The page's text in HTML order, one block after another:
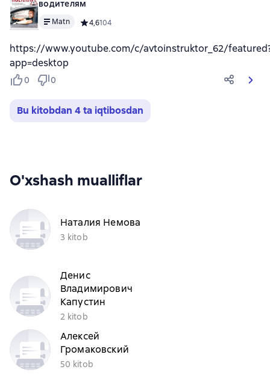
водителям
Matn Средний рейтинг 4,6 на основе 104 оценок
4,6104
https://www.youtube.com/c/avtoinstruktor_62/
app=desktop
0 0
Bu kitobdan 4 ta iqtibosdan
O'xshash mualliflar
Наталия Немова
3 kitob
Денис
Владимирович
Капустин
2 kitob
Алексей
Громаковский
50 kitob